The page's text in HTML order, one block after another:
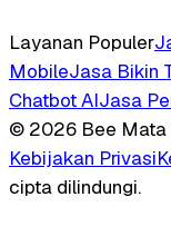
Layanan Populer
MobileJasa Bikin
Chatbot AIJasa
© 2026 Bee Mata
Kebijakan Privasi
cipta dilindungi.